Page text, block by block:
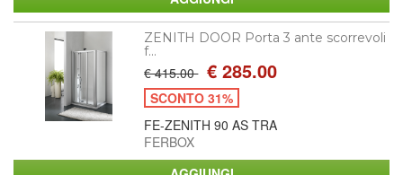
ZENITH DOOR Porta 3 ante scorrevoli
f...
€ 415.00 € 285.00
SCONTO 31%
FE-ZENITH 90 AS TRA
FERBOX